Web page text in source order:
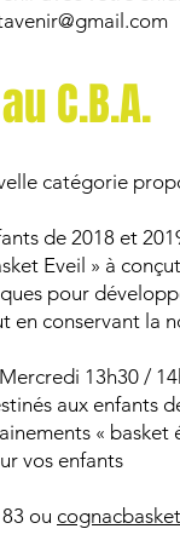
au C.B.A.
catégorie
de 2018 et
Eveil » à
pour
en conservant la
13h30 /
aux enfants
« basket
vos enfants
ou